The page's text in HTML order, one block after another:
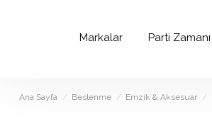
Markalar Parti Zamanı
Ana Sayfa Beslenme Emzik & Aksesuar